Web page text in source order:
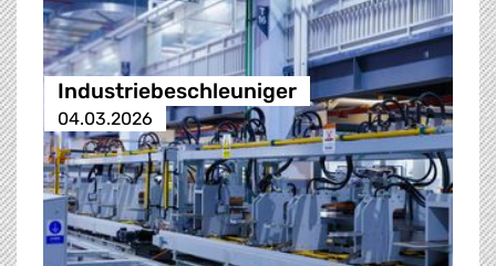
Industriebeschleuniger
04.03.2026